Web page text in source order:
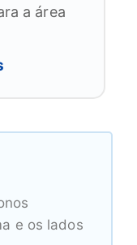
a área
e os lados